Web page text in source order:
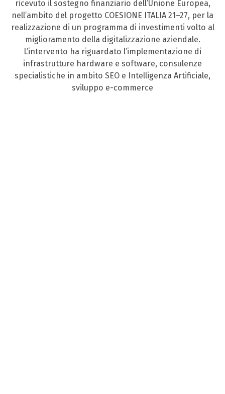
ricevuto il sostegno finanziario dell’Unione Europea,
nell’ambito del progetto COESIONE ITALIA 21–27, per la
realizzazione di un programma di investimenti volto al
miglioramento della digitalizzazione aziendale.
L’intervento ha riguardato l’implementazione di
infrastrutture hardware e software, consulenze
specialistiche in ambito SEO e Intelligenza Artificiale,
sviluppo e-commerce